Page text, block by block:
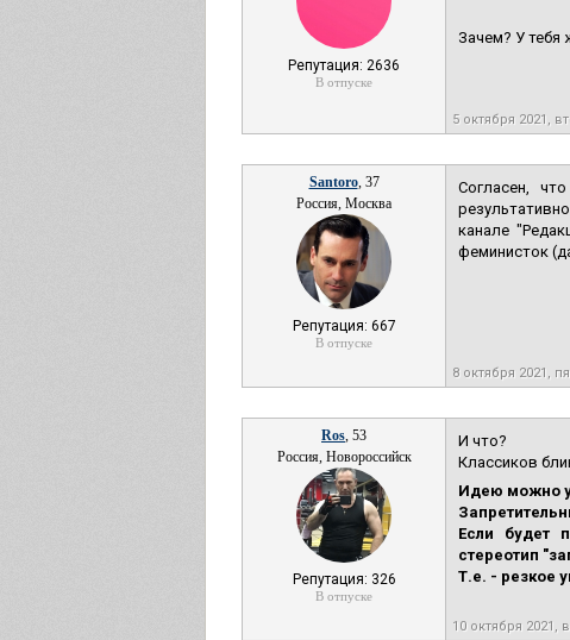
Репутация: 2636
В отпуске
Зачем? У тебя
5 октября 2021,
Santoro, 37
Россия, Москва
Репутация: 667
В отпуске
Согласен,
канале
феминисток
8 октября 2021,
Ros, 53
Россия, Новороссийск
Репутация: 326
В отпуске
И что?
Классиков
Идею можно
Если будет
стереотип
Т.е. - резкое
10 октября 2021,